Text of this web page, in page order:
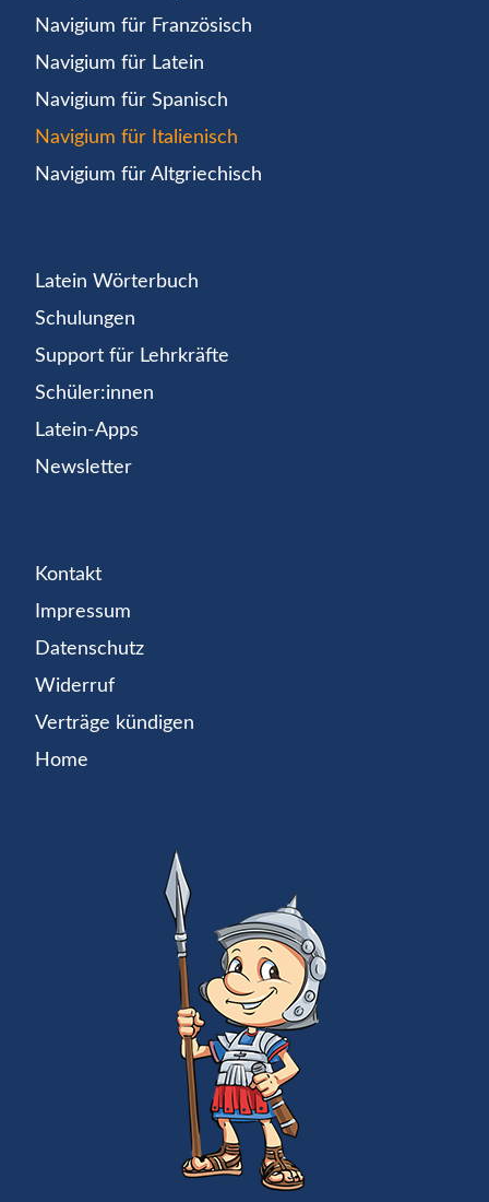
Navigium für Französisch
Navigium für Latein
Navigium für Spanisch
Navigium für Italienisch
Navigium für Altgriechisch
Latein Wörterbuch
Schulungen
Support für Lehrkräfte
Schüler:innen
Latein-Apps
Newsletter
Kontakt
Impressum
Datenschutz
Widerruf
Verträge kündigen
Home